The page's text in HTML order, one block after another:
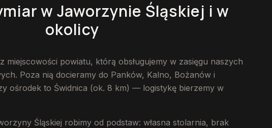
w Jaworzynie Śląskiej i w
okolicy
miejscowości powiatu, którą obsługujemy w zasięgu naszych
Poza nią docieramy do Panków, Kalno, Bożanów i
ośrodek to Świdnica (ok. 8 km) — logistykę bierzemy w
Śląskiej robimy od podstaw: własna stolarnia, brak